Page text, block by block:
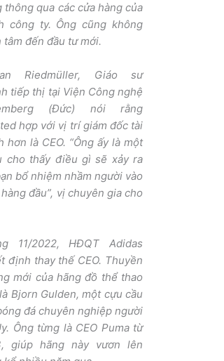
thông qua các cửa hàng của
công ty. Ông cũng không
tâm đến đầu tư mới.
Riedmüller, Giáo sư
tiếp thị tại Viện Công nghệ
(Đức) nói rằng
hợp với vị trí giám đốc tài
hơn là CEO. “Ông ấy là một
cho thấy điều gì sẽ xảy ra
bổ nhiệm nhầm người vào
đầu”, vị chuyên gia cho
11/2022, HĐQT Adidas
định thay thế CEO. Thuyền
mới của hãng đồ thể thao
Bjorn Gulden, một cựu cầu
đá chuyên nghiệp người
Ông từng là CEO Puma từ
giúp hãng này vươn lên